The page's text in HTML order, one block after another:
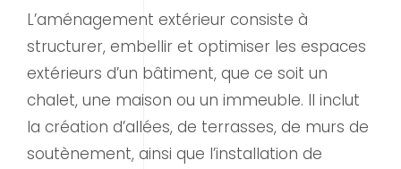
L’aménagement extérieur consiste à
structurer, embellir et optimiser les espaces
extérieurs d’un bâtiment, que ce soit un
chalet, une maison ou un immeuble. Il inclut
la création d’allées, de terrasses, de murs de
soutènement, ainsi que l’installation de